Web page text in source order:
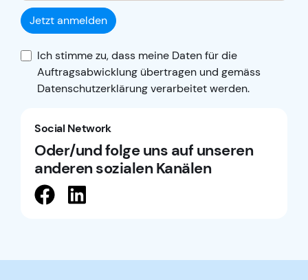
Jetzt anmelden
Ich stimme zu, dass meine Daten für die
Auftragsabwicklung übertragen und gemäss
Datenschutzerklärungverarbeitet werden.
Social Network
Oder/und folge uns auf unseren
anderen sozialen Kanälen